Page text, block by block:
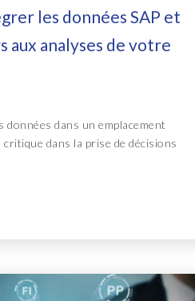
les données SAP et
aux analyses de votre
dans un emplacement
dans la prise de décisions